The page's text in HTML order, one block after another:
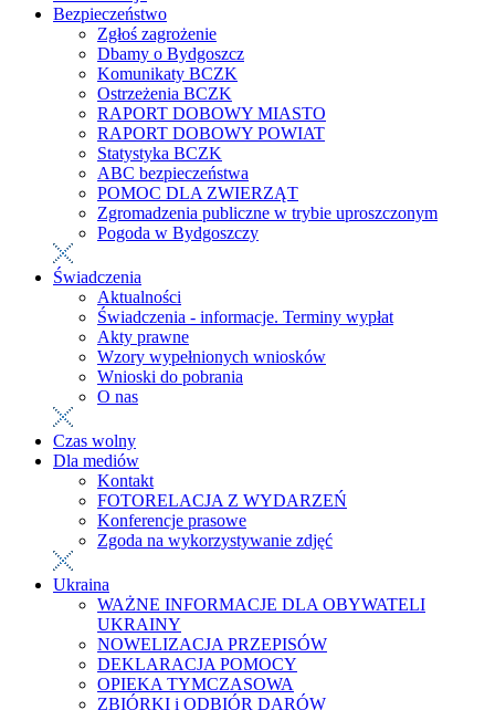
Bezpieczeństwo
Zgłoś zagrożenie
Dbamy o Bydgoszcz
Komunikaty BCZK
Ostrzeżenia BCZK
RAPORT DOBOWY MIASTO
RAPORT DOBOWY POWIAT
Statystyka BCZK
ABC bezpieczeństwa
POMOC DLA ZWIERZĄT
Zgromadzenia publiczne w trybie uproszczonym
Pogoda w Bydgoszczy
Świadczenia
Aktualności
Świadczenia - informacje. Terminy wypłat
Akty prawne
Wzory wypełnionych wniosków
Wnioski do pobrania
O nas
Czas wolny
Dla mediów
Kontakt
FOTORELACJA Z WYDARZEŃ
Konferencje prasowe
Zgoda na wykorzystywanie zdjęć
Ukraina
WAŻNE INFORMACJE DLA OBYWATELI
UKRAINY
NOWELIZACJA PRZEPISÓW
DEKLARACJA POMOCY
OPIEKA TYMCZASOWA
ZBIÓRKI i ODBIÓR DARÓW